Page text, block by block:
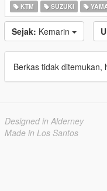
KTM
SUZUKI
Sejak: Kemarin
Berkas tidak ditemukan,
Designed in Alderney
Made in Los Santos